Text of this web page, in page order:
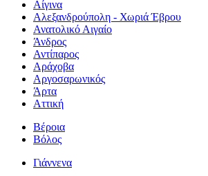
Αίγινα
Αλεξανδρούπολη - Χωριά Έβρου
Ανατολικό Αιγαίο
Άνδρος
Αντίπαρος
Αράχοβα
Αργοσαρωνικός
Άρτα
Αττική
Βέροια
Βόλος
Γιάννενα